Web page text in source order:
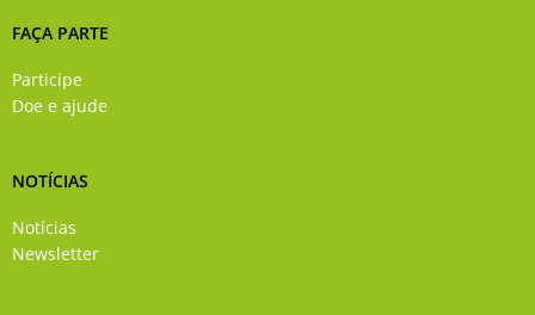
FAÇA PARTE
Participe
Doe e ajude
NOTÍCIAS
Notícias
Newsletter